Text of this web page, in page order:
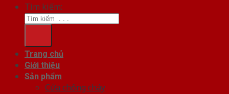
Tìm kiếm:
Trang chủ
Giới thiệu
Sản phẩm
Cửa chống cháy